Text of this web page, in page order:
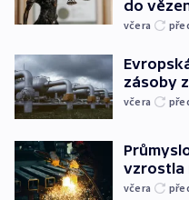
do
včera
zásoby
včera
vzrostla
včera